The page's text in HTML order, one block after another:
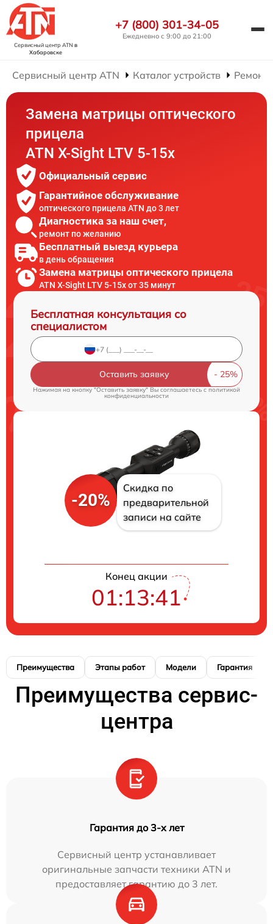
Сервисный центр ATN в
Хабаровске
+7 (800) 301-34-05
Ежедневно с 9:00 до 21:00
Сервисный центр ATN Каталог устройств Ремонт
Замена матрицы оптического
прицела
ATN X-Sight LTV 5-15x
Официальный сервис
Гарантийное обслуживание
оптического прицела ATN до 3 лет
Диагностика за наш счет,
ремонт по желанию
Бесплатный выезд курьера
в день обращения
Замена матрицы оптического прицела
ATN X-Sight LTV 5-15x от 35 минут
Бесплатная консультация со
специалистом
Оставить заявку
Нажимая на кнопку "Оставить заявку" Вы соглашаетесь cполитикой
конфиденциальности
-20%
Скидка по
предварительной
записи на сайте
Конец акции
01:13:40
Преимущества Этапы работ Модели Гарантия
Преимущества сервис-
центра
Гарантия до 3-х лет
Сервисный центр устанавливает
оригинальные запчасти техники ATN и
предоставляет гарантию до 3 лет.